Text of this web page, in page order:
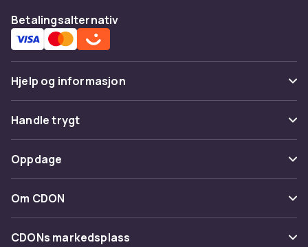
Betalingsalternativ
Hjelp og informasjon
Vanlige spørsmål
Spor pakke
Angre & returner her
Kontakt oss
Handle trygt
Betaling
Levering
Tilbakekallinger
Oppdage
Kategorier
Varemerker
Om CDON
Om oss
CDONs markedsplass